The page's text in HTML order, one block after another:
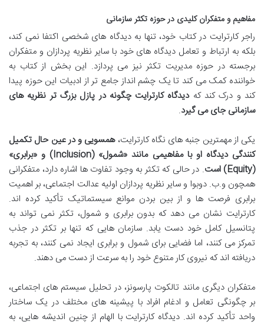
مفاهیم و متفکران کلیدی در حوزه تکثر سازمانی
راجر کارترایت در کتاب خود، تنها به دیدگاه های شخصی اکتفا نمی کند،
بلکه به ارتباط و تعامل دیدگاه های خود با سایر نظریه پردازان و متفکران
برجسته در حوزه مدیریت تکثر نیز می پردازد. این بخش از کتاب به
خواننده کمک می کند تا یک چشم انداز جامع تر از ادبیات این حوزه پیدا
کند و درک کند کهدیدگاه کارترایت چگونه در پازل بزرگ تر نظریه های
سازمانی جای می گیرد.
یکی از مهمترین جنبه های نگاه کارترایت،همسویی و در عین حال تکمیل
کنندگی دیدگاه او با مفاهیمی مانند «شمول» (Inclusion) و «برابری»
(Equity) است
. در حالی که تکثر به وجود تفاوت ها اشاره دارد، متفکرانی
همچون و.ب. دوبوا و سایر نظریه پردازان اولیه عدالت اجتماعی، بر اهمیت
برابری فرصت ها و از بین بردن موانع سیستماتیک تأکید کرده اند.
کارترایت نشان می دهد که بدون برابری و شمول، تکثر نمی تواند به
پتانسیل کامل خود دست یابد. سازمان هایی که تنها بر تکثر در جذب
تمرکز می کنند، اما فضایی برای شمول و برابری ایجاد نمی کنند، به تجربه
دریافته اند که نیروی کار متنوع خود را به سرعت از دست می دهند.
متفکران دیگری مانند تالکوت پارسونز، در تحلیل سیستم های اجتماعی،
بر چگونگی تعامل و ادغام افراد با پیشینه های مختلف در یک ساختار
واحد تأکید کرده اند. دیدگاه کارترایت با الهام از چنین اندیشه هایی، به